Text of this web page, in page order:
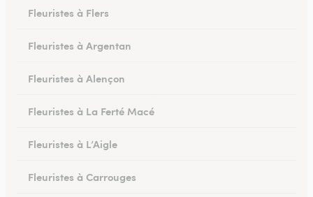
Fleuristes à Flers
Fleuristes à Argentan
Fleuristes à Alençon
Fleuristes à La Ferté Macé
Fleuristes à L’Aigle
Fleuristes à Carrouges